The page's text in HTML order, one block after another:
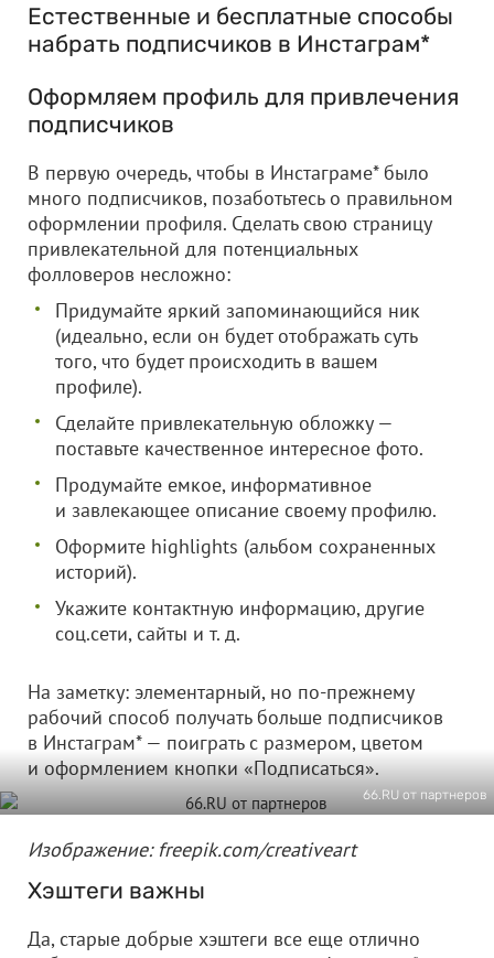
Естественные и бесплатные способы
набрать подписчиков в Инстаграм*
Оформляем профиль для привлечения
подписчиков
В первую очередь, чтобы в Инстаграме* было
много подписчиков, позаботьтесь о правильном
оформлении профиля. Сделать свою страницу
привлекательной для потенциальных
фолловеров несложно:
Придумайте яркий запоминающийся ник
(идеально, если он будет отображать суть
того, что будет происходить в вашем
профиле).
Сделайте привлекательную обложку —
поставьте качественное интересное фото.
Продумайте емкое, информативное
и завлекающее описание своему профилю.
Оформите highlights (альбом сохраненных
историй).
Укажите контактную информацию, другие
соц.сети, сайты и т. д.
На заметку: элементарный, но по-прежнему
рабочий способ получать больше подписчиков
в Инстаграм* — поиграть с размером, цветом
и оформлением кнопки «Подписаться».
66.RU от партнеров
Изображение: freepik.com/creativeart
Хэштеги важны
Да, старые добрые хэштеги все еще отлично